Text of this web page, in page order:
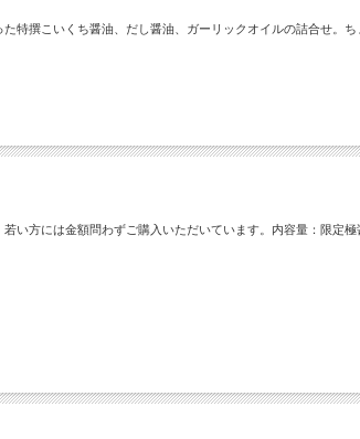
特撰こいくち醤油、だし醤油、ガーリックオイルの詰合せ
い方には金額問わずご購入いただいています。内容量：限定